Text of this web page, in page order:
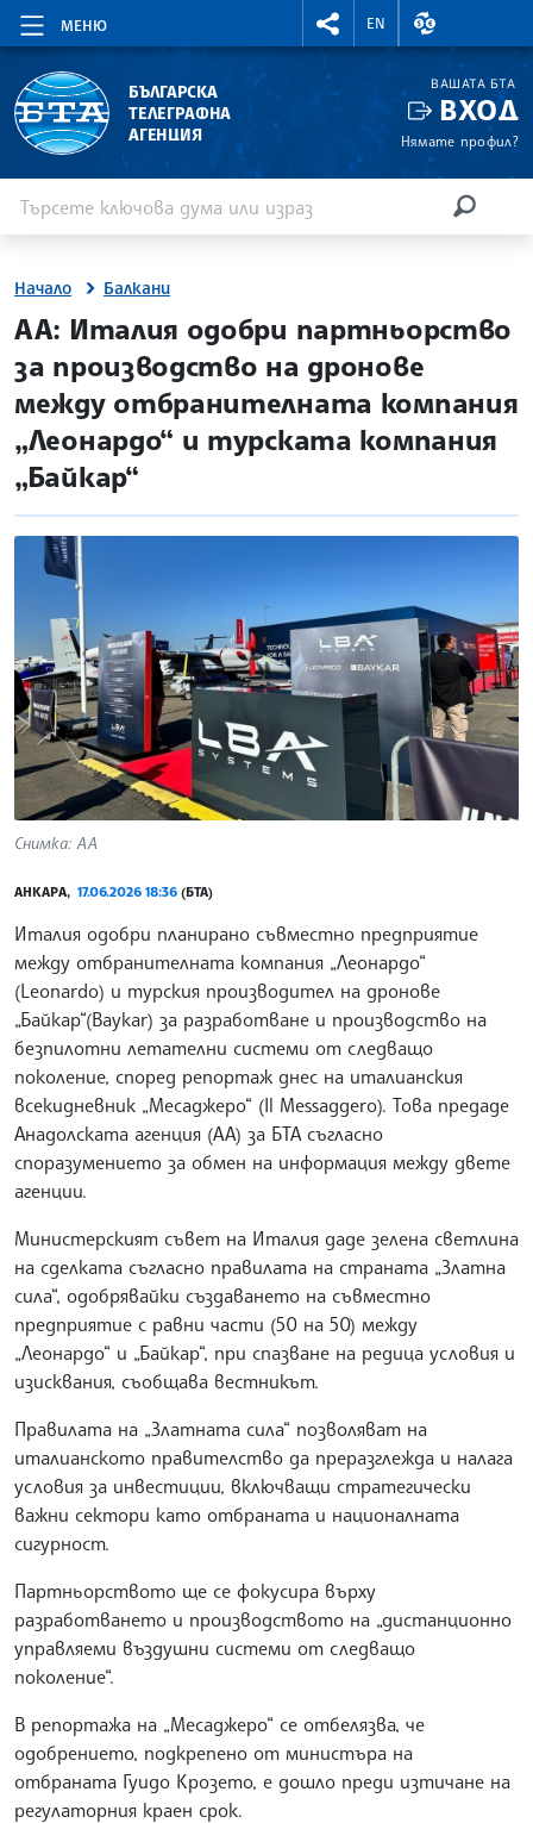
МЕНЮ
RIGHTMENU.SOCIAL
EN
ВАЛУТНИ
БЪЛГАРСКА
ТЕЛЕГРАФНА
АГЕНЦИЯ
ВАШАТА БТА
ВХОД
Нямате профил?
Начало Балкани
site.bta
АА: Италия одобри партньорство
за производство на дронове
между отбранителната компания
„Леонардо“ и турската компания
„Байкар“
Снимка: АА
АНКАРА, 17.06.2026 18:36 (БТА)
Италия одобри планирано съвместно предприятие
между отбранителната компания „Леонардо“
(Leonardo) и турския производител на дронове
„Байкар“(Baykar) за разработване и производство на
безпилотни летателни системи от следващо
поколение, според репортаж днес на италианския
всекидневник „Месаджеро“ (Il Messaggero). Това предаде
Анадолската агенция (АА) за БТА съгласно
споразумението за обмен на информация между двете
агенции.
Министерският съвет на Италия даде зелена светлина
на сделката съгласно правилата на страната „Златна
сила“, одобрявайки създаването на съвместно
предприятие с равни части (50 на 50) между
„Леонардо“ и „Байкар“, при спазване на редица условия и
изисквания, съобщава вестникът.
Правилата на „Златната сила“ позволяват на
италианското правителство да преразглежда и налага
условия за инвестиции, включващи стратегически
важни сектори като отбраната и националната
сигурност.
Партньорството ще се фокусира върху
разработването и производството на „дистанционно
управляеми въздушни системи от следващо
поколение“.
В репортажа на „Месаджеро“ се отбелязва, че
одобрението, подкрепено от министъра на
отбраната Гуидо Крозето, е дошло преди изтичане на
регулаторния краен срок.